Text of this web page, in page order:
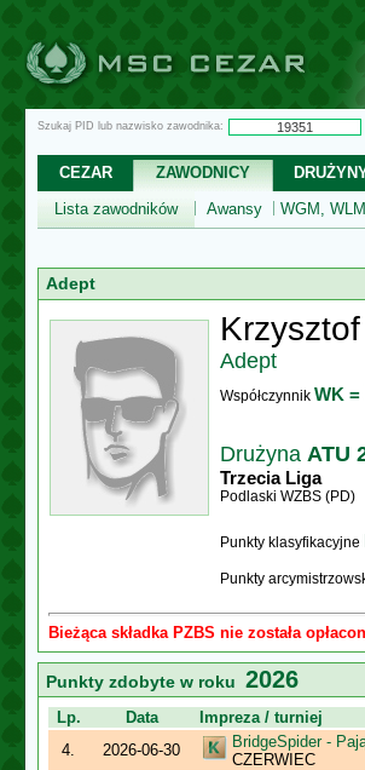
Szukaj PID lub nazwisko zawodnika:
CEZAR ZAWODNICY
Lista zawodników
Awansy WGM,
Adept
Adept
Współczynnik WK =
Drużyna ATU
Trzecia Liga
Podlaski WZBS (PD)
Punkty klasyfikacyjne
Punkty
Bieżąca składka PZBS nie została
Punkty zdobyte w roku 2026
Lp. Data
Impreza / turniej
4.
2026-06-30
BridgeSpider -
CZERWIEC